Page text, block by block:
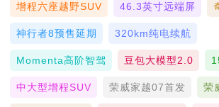
增程六座越野SUV 46.3英寸远端屏
神行者8预售延期 320km纯电续航
Momenta高阶智驾 豆包大模型2.0
中大型增程SUV 荣威家越07首发 荣